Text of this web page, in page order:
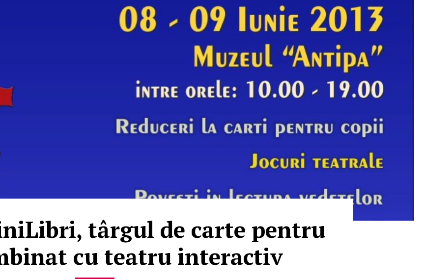
târgul de carte pentru
cu teatru interactiv